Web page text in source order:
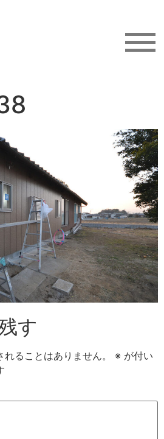
す
ることはありません。 ※ が付い